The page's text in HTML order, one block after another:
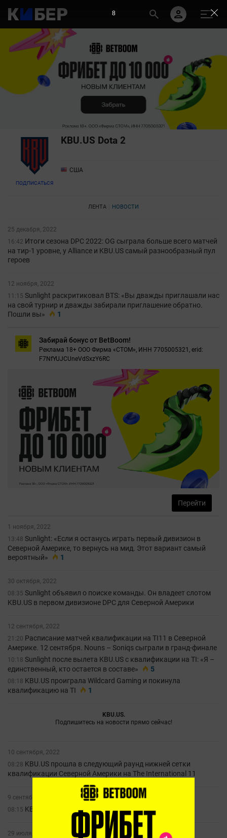
ПОДПИСАТЬСЯ
KBU.US Dota 2
США
ЛЕНТА НОВОСТИ
25 декабря, 2022
16:42 Итоги сезона DPC 2022: OG сыграла больше всего матчей
на тир-1 уровне, у Alliance и KBU.US самый разнообразный пул
героев
12 ноября, 2022
11:15 Sunlight раскритиковал BTS: «Вы дважды приглашали нас
на свой турнир и дважды забирали приглашение обратно.
Пошли вы»
1
Забирай бонус от BetBoom!
Реклама 18+ ООО Фирма «СТОМ», ИНН 7705005321, erid:
F7NfYUJCUneVdSxzY6RC
Перейти
1 ноября, 2022
13:48 Sunlight: «Если я останусь играть первый дивизион в
Северной Америке, то вернусь на мид. Этот вариант самый
вероятный»
1
30 октября, 2022
08:35 Sunlight объявил о поиске команды. Он владеет слотом
KBU.US в первом дивизионе DPC для Северной Америки
12 сентября, 2022
21:20 Расписание матчей квалификации на TI11 в Северной
Америке. 12 сентября. Nouns – Soniqs сыграли в гранд-финале
10:18 Sunlight после вылета KBU.US с квалификации на TI: «Я –
единственный, кто остается в составе»
5
08:18 KBU.US проиграла Wildcard Gaming и покинула
квалификацию на TI
1
KBU.US.
Подпишитесь на новости прямо сейчас!
10 сентября, 2022
08:28 KBU.US прошла в следующий раунд нижней сетки
квалификации Северной Америки на The International 11
9 сентября, 2022
08:15 KBU.US проиграла Nouns в квалификации на TI
29 июля, 2022
7